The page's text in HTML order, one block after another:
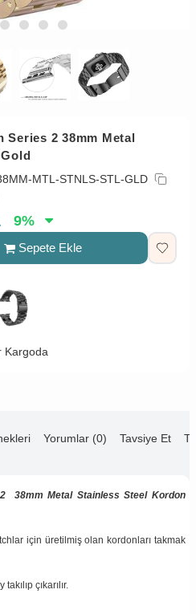
Series 2 38mm Metal
MTL-STNLS-STL-GLD
9%
Sepete Ekle
Kargoda
Yorumlar (0) Tavsiye Et
38mm Metal Stainless Steel Kordon
için üretilmiş olan kordonları takmak
çıkarılır.